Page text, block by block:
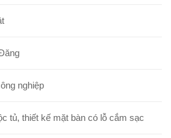
nghiệp
tủ, thiết kế mặt bàn có lỗ cắm sạc